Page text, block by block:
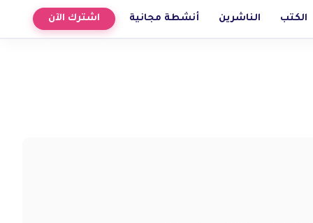
الكتب الناشرين أنشطة مجانية اشترك الآن